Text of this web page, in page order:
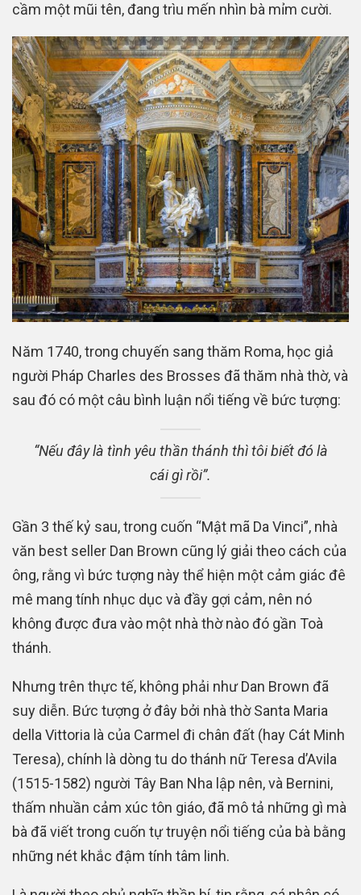
cầm một mũi tên, đang trìu mến nhìn bà mỉm cười.
Năm 1740, trong chuyến sang thăm Roma, học giả
người Pháp Charles des Brosses đã thăm nhà thờ, và
sau đó có một câu bình luận nổi tiếng về bức tượng:
“Nếu đây là tình yêu thần thánh thì tôi biết đó là
cái gì rồi”.
Gần 3 thế kỷ sau, trong cuốn “Mật mã Da Vinci”, nhà
văn best seller Dan Brown cũng lý giải theo cách của
ông, rằng vì bức tượng này thể hiện một cảm giác đê
mê mang tính nhục dục và đầy gợi cảm, nên nó
không được đưa vào một nhà thờ nào đó gần Toà
thánh.
Nhưng trên thực tế, không phải như Dan Brown đã
suy diễn. Bức tượng ở đây bởi nhà thờ Santa Maria
della Vittoria là của Carmel đi chân đất (hay Cát Minh
Teresa), chính là dòng tu do thánh nữ Teresa d’Avila
(1515-1582) người Tây Ban Nha lập nên, và Bernini,
thấm nhuần cảm xúc tôn giáo, đã mô tả những gì mà
bà đã viết trong cuốn tự truyện nổi tiếng của bà bằng
những nét khắc đậm tính tâm linh.